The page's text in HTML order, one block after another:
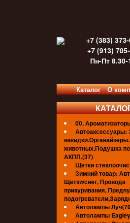
+7 (383)
+7 (913)
Пн-Пт 8.30-
Каталог О
00.
животных.Подушка
АКПП.(37)
Щетки
Зимний товар:
Щетки/снег, Провода
прикуривания,
Автолампы
Автолампы